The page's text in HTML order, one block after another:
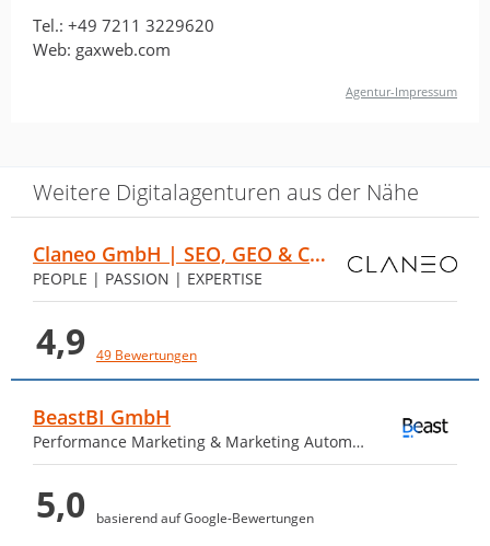
Tel.: +49 7211 3229620
Web: gaxweb.com
Agentur-Impressum
Weitere Digitalagenturen aus der Nähe
Claneo GmbH | SEO, GEO & Content Marketing
PEOPLE | PASSION | EXPERTISE
4,9 49 Bewertungen
BeastBI GmbH
Performance Marketing & Marketing Automation
5,0 basierend auf Google-Bewertungen